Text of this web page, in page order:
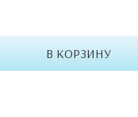
В КОРЗИНУ